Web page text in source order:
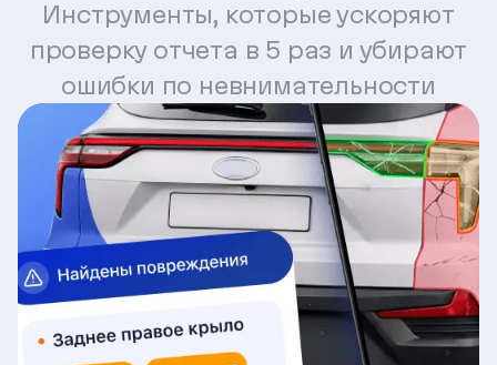
Инструменты, которые ускоряют
проверку отчета в 5 раз и убирают
ошибки по невнимательности